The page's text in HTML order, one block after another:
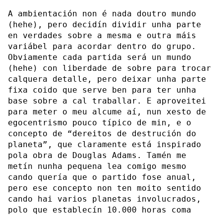
A ambientación non é nada doutro mundo
(hehe), pero decidín dividir unha parte
en verdades sobre a mesma e outra máis
variábel para acordar dentro do grupo.
Obviamente cada partida será un mundo
(hehe) con liberdade de sobre para trocar
calquera detalle, pero deixar unha parte
fixa coido que serve ben para ter unha
base sobre a cal traballar. E aproveitei
para meter o meu alcume aí, nun xesto de
egocentrismo pouco típico de min, e o
concepto de “dereitos de destrución do
planeta”, que claramente está inspirado
pola obra de Douglas Adams. Tamén me
metín nunha pequena lea comigo mesmo
cando quería que o partido fose anual,
pero ese concepto non ten moito sentido
cando hai varios planetas involucrados,
polo que establecín 10.000 horas coma